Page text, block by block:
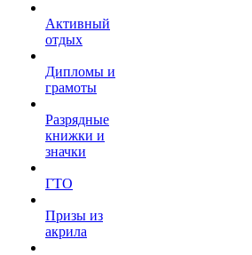
Активный
отдых
Дипломы и
грамоты
Разрядные
книжки и
значки
ГТО
Призы из
акрила